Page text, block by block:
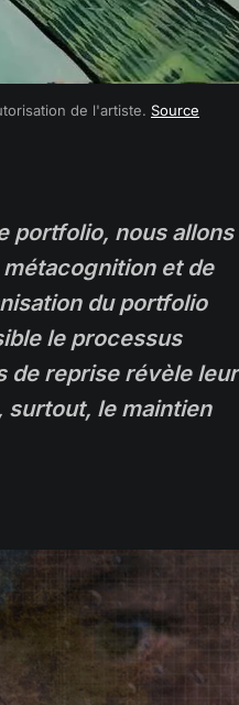
de l'artiste. Source
portfolio, nous allons
et de
du portfolio
le processus
de reprise révèle leur
surtout, le maintien